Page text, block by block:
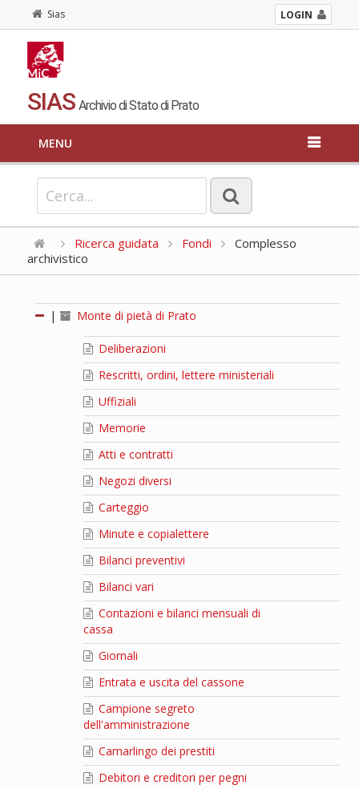
Sias LOGIN
SIAS Archivio di Stato di Prato
MENU
Ricerca guidata Fondi
Complesso
archivistico
| Monte di pietà di Prato
Deliberazioni
Rescritti, ordini, lettere ministeriali
Uffiziali
Memorie
Atti e contratti
Negozi diversi
Carteggio
Minute e copialettere
Bilanci preventivi
Bilanci vari
Contazioni e bilanci mensuali di
cassa
Giornali
Entrata e uscita del cassone
Campione segreto
dell'amministrazione
Camarlingo dei prestiti
Debitori e creditori per pegni